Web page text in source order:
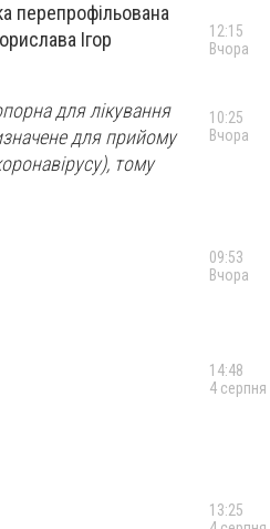
перепрофільована
Ігор
для лікування
для прийому
тому
12:15
Вчора
10:25
Вчора
09:53
Вчора
14:48
4 серпня
13:25